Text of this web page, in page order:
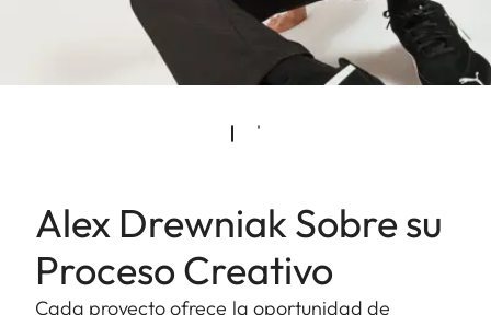
Alex Drewniak Sobre su
Proceso Creativo
Cada proyecto ofrece la oportunidad de